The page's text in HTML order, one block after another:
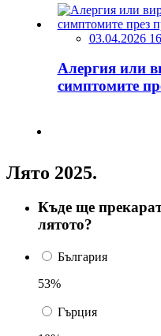
03.04.2026
Алергия или
симптомите
Лято 2025.
Къде ще
лятото?
България
53%
Гърция